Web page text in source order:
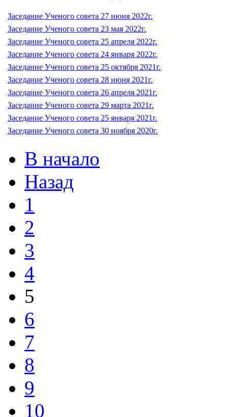
Заседание Ученого совета 27 июня 2022г.
Заседание Ученого совета 23 мая 2022г.
Заседание Ученого совета 25 апреля 2022г.
Заседание Ученого совета 24 января 2022г.
Заседание Ученого совета 25 октября 2021г.
Заседание Ученого совета 28 июня 2021г.
Заседание Ученого совета 26 апреля 2021г.
Заседание Ученого совета 29 марта 2021г.
Заседание Ученого совета 25 января 2021г.
Заседание Ученого совета 30 ноября 2020г.
В начало
Назад
1
2
3
4
5
6
7
8
9
10